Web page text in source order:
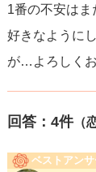
1番の不安は
好きなように
が…よろしくお
回答： 4件（
ベストアン